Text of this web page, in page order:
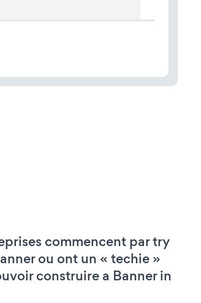
commencent par try
ou ont un « techie »
construire a Banner in